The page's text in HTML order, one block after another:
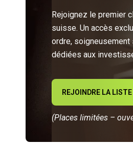
Rejoignez le premier
suisse. Un accès
ordre,
dédiées aux
REJOINDRE LA
(Places limitées –